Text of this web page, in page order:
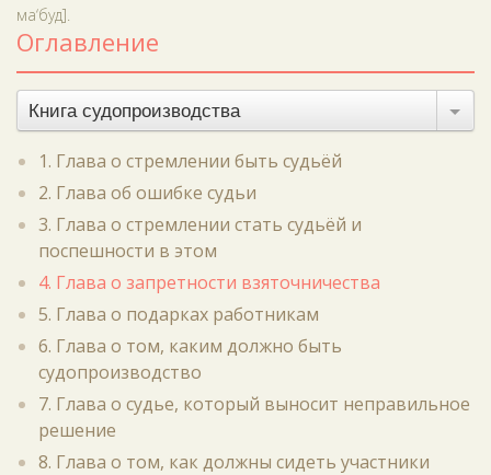
ма‘буд].
Оглавление
Книга судопроизводства
1. Глава о стремлении быть судьёй
2. Глава об ошибке судьи
3. Глава о стремлении стать судьёй и
поспешности в этом
4. Глава о запретности взяточничества
5. Глава о подарках работникам
6. Глава о том, каким должно быть
судопроизводство
7. Глава о судье, который выносит неправильное
решение
8. Глава о том, как должны сидеть участники